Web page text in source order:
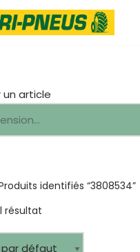
identifiés “3808534”
résultat
un article